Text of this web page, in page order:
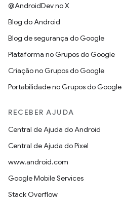
@AndroidDev no X
Blog do Android
Blog de segurança do Google
Plataforma no Grupos do Google
Criação no Grupos do Google
Portabilidade no Grupos do Google
RECEBER AJUDA
Central de Ajuda do Android
Central de Ajuda do Pixel
www.android.com
Google Mobile Services
Stack Overflow